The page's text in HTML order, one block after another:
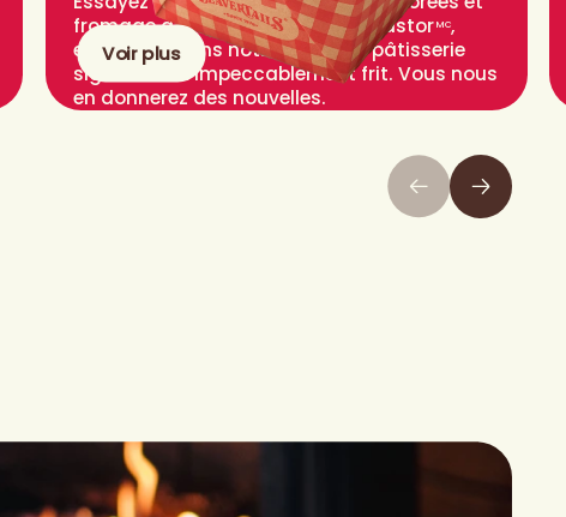
fromage à profusion. Ou le DogCastor MC,
enveloppé dans notre fameuse pâtisserie
signature et impeccablement frit. Vous nous
en donnerez des nouvelles.
Voir plus